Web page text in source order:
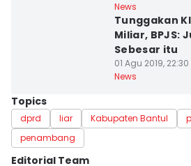
News
Tunggakan
Miliar, BPJS:
Sebesar itu
01 Agu 2019, 22:30
News
Topics
dprd liar Kabupaten Bantul
penambang
Editorial Team